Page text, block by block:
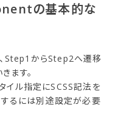
の​基本的な​
Step1からStep2へ遷移
ます。
イル指定にSCSS記法を
するには別途設定が必要